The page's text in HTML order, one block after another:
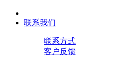
联系我们
联系方式
客户反馈